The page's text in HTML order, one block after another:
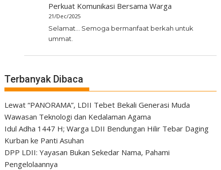
Perkuat Komunikasi Bersama Warga
21/Dec/2025
Selamat... Semoga bermanfaat berkah untuk
ummat.
Terbanyak Dibaca
Lewat “PANORAMA”, LDII Tebet Bekali Generasi Muda
Wawasan Teknologi dan Kedalaman Agama
Idul Adha 1447 H; Warga LDII Bendungan Hilir Tebar Daging
Kurban ke Panti Asuhan
DPP LDII: Yayasan Bukan Sekedar Nama, Pahami
Pengelolaannya